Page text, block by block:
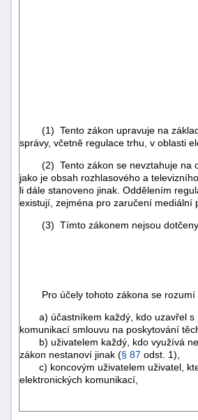
(1) Tento zákon upravuje na
správy, včetně regulace trhu, v oblasti
(2) Tento zákon se nevztahuje na
jako je obsah rozhlasového a
li dále stanoveno jinak. Oddělením
existují, zejména pro zaručení mediální
(3) Tímto zákonem nejsou dotčeny
Pro účely tohoto zákona se rozumí
a) účastníkem každý, kdo uzavřel s
komunikací smlouvu na poskytování
b) uživatelem každý, kdo využívá
zákon nestanoví jinak (§ 87 odst. 1),
c) koncovým uživatelem uživatel,
elektronických komunikací,